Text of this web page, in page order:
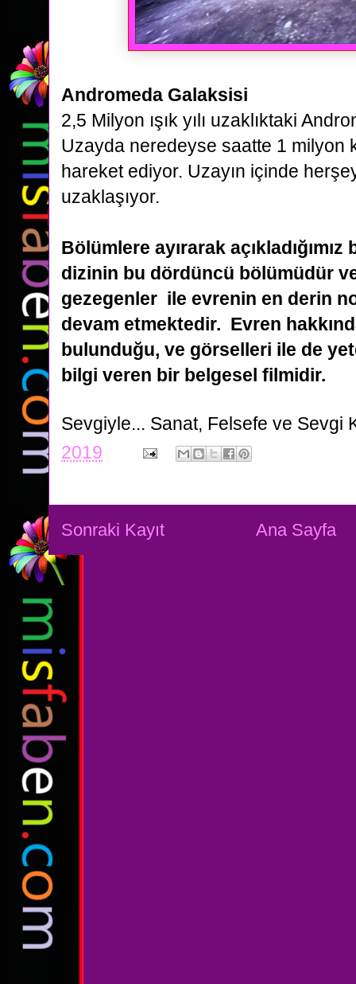
Andromeda Galaksisi
2,5 Milyon ışık yılı uzaklıktaki
Uzayda neredeyse saatte 1 milyon
hareket ediyor. Uzayın içinde
uzaklaşıyor.
Bölümlere ayırarak açıkladığımız
dizinin bu dördüncü bölümüdür
gezegenler ile evrenin en derin
devam etmektedir. Evren
bulunduğu, ve görselleri ile de
bilgi veren bir belgesel filmidir.
Sevgiyle... Sanat, Felsefe ve Sevgi
2019
Sonraki Kayıt Ana Sayfa